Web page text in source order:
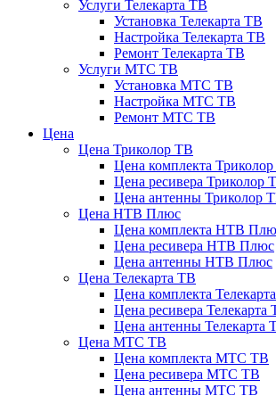
Услуги Телекарта ТВ
Установка Телекарта ТВ
Настройка Телекарта ТВ
Ремонт Телекарта ТВ
Услуги МТС ТВ
Установка МТС ТВ
Настройка МТС ТВ
Ремонт МТС ТВ
Цена
Цена Триколор ТВ
Цена комплекта
Цена ресивера Триколор
Цена антенны Триколор
Цена НТВ Плюс
Цена комплекта НТВ
Цена ресивера НТВ Плюс
Цена антенны НТВ Плюс
Цена Телекарта ТВ
Цена комплекта
Цена ресивера Телекарта
Цена антенны Телекарта
Цена МТС ТВ
Цена комплекта МТС ТВ
Цена ресивера МТС ТВ
Цена антенны МТС ТВ